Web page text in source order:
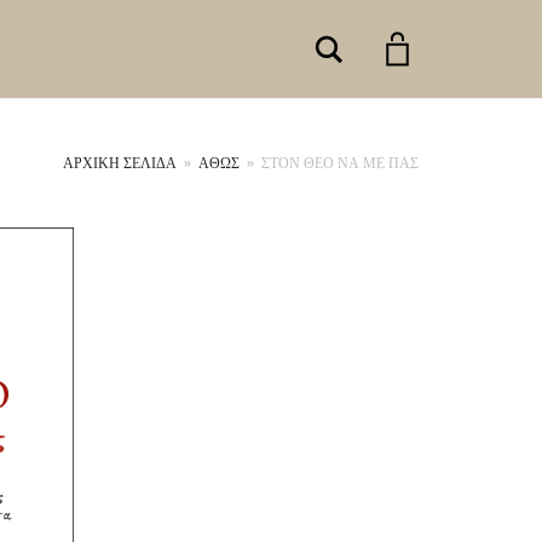
Search
ΑΡΧΙΚΉ ΣΕΛΊΔΑ » ΑΘΩΣ » ΣΤΟΝ ΘΕΟ ΝΑ ΜΕ ΠΑΣ